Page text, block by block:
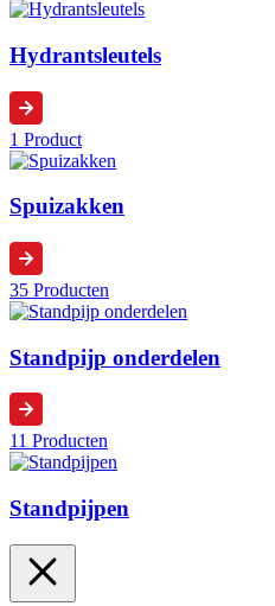
Hydrantsleutels
1 Product
Spuizakken
35 Producten
Standpijp onderdelen
11 Producten
Standpijpen